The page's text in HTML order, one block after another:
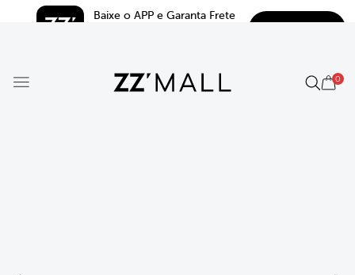
Baixe o APP e Garanta Frete
0